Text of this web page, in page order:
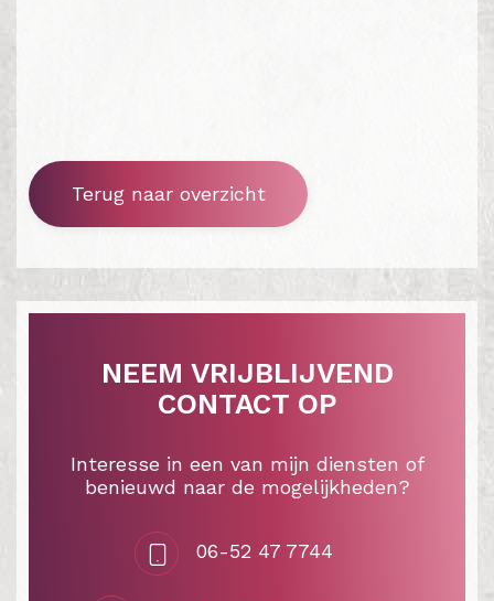
Terug naar overzicht
NEEM VRIJBLIJVEND
CONTACT OP
Interesse in een van mijn diensten of
benieuwd naar de mogelijkheden?
06-52 47 7744